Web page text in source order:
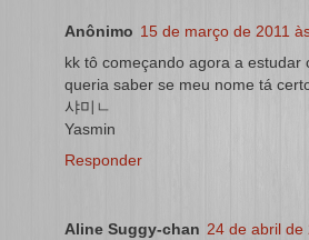
Anônimo 15 de março de 2011
kk tô começando agora a estudar
queria saber se meu nome tá
샤미ㄴ
Yasmin
Responder
Aline Suggy-chan 24 de abril de